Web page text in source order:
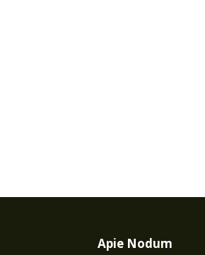
Apie Nodum